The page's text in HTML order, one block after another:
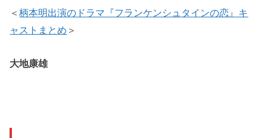
＜柄本明出演のドラマ『フランケンシュタインの恋』キ
ャストまとめ ＞
大地康雄